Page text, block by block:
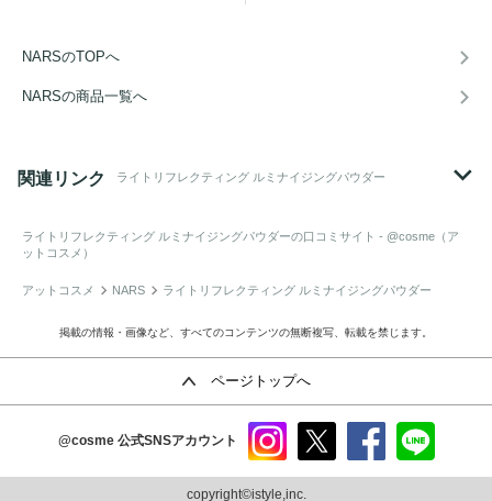
NARSのTOPへ
NARSの商品一覧へ
関連リンク ライトリフレクティング ルミナイジングパウダー
ライトリフレクティング ルミナイジングパウダーの口コミサイト - @cosme（ア
ットコスメ）
アットコスメ NARS ライトリフレクティング ルミナイジングパウダー
掲載の情報・画像など、すべてのコンテンツの無断複写、転載を禁じます。
ページトップへ
@cosme 公式SNSアカウント
ram
copyright©istyle,inc.